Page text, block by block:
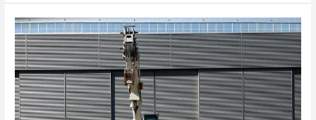
Minikrane:
Die
Lösung
für
enge
Baustellen